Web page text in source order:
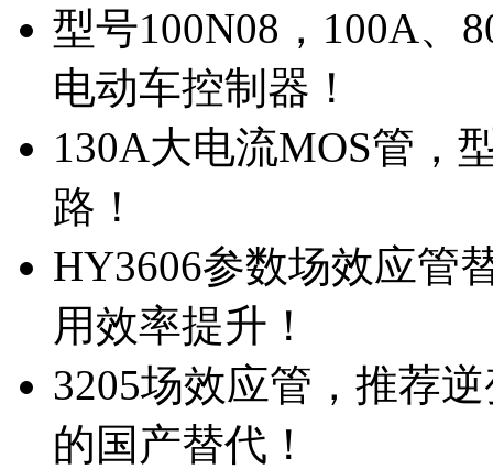
型号100N08，100A、
电动车控制器！
130A大电流MOS管，
路！
HY3606参数场效应管
用效率提升！
3205场效应管，推荐
的国产替代！